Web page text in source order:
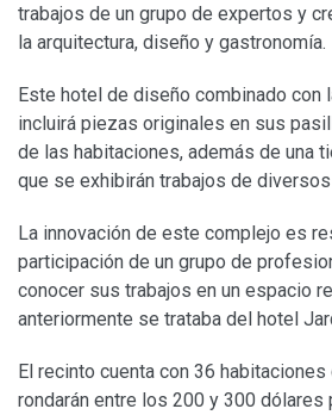
trabajos de un grupo de expertos y
la arquitectura, diseño y gastronomía.
Este hotel de diseño combinado con
incluirá piezas originales en sus
de las habitaciones, además de una
que se exhibirán trabajos de
La innovación de este complejo es
participación de un grupo de
conocer sus trabajos en un espacio
anteriormente se trataba del hotel
El recinto cuenta con 36
rondarán entre los 200 y 300 dólares